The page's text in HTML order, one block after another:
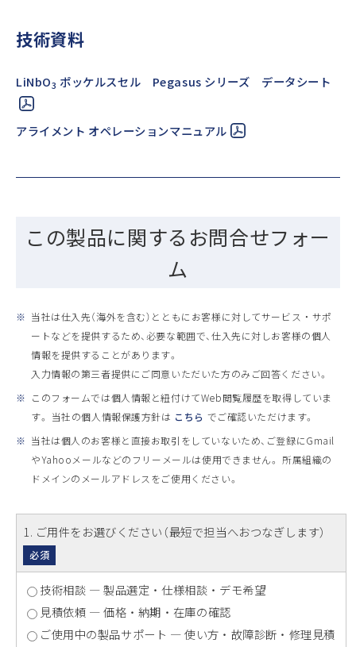
技術資料
LiNbO3 ポッケルスセル Pegasus シリーズ データシート
アライメント オペレーションマニュアル
この製品に関するお問合せフォー
ム
※ 当社は仕入先（海外を含む）とともにお客様に対してサービス ・ サポ
ートなどを提供するため、必要な範囲で、仕入先に対しお客様の個人
情報を提供することがあります。
入力情報の第三者提供にご同意いただいた方のみご回答ください。
※ このフォームでは個人情報と紐付けてWeb閲覧履歴を取得していま
す。 当社の個人情報保護方針は こちら でご確認いただけます。
※ 当社は個人のお客様と直接お取引をしていないため、ご登録にGmail
やYahooメールなどのフリーメールは使用できません。 所属組織の
ドメインのメールアドレスをご使用ください。
1. ご用件をお選びください（最短で担当へおつなぎします）
必須
技術相談 ― 製品選定 ・ 仕様相談 ・ デモ希望
見積依頼 ― 価格 ・ 納期 ・ 在庫の確認
ご使用中の製品サポート ― 使い方 ・ 故障診断 ・ 修理見積